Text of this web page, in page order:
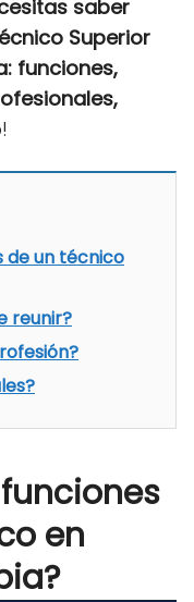
saber
Superior
funciones,
de un técnico
reunir?
en